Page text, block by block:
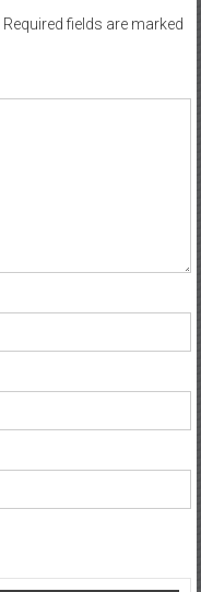
Required fields are marked